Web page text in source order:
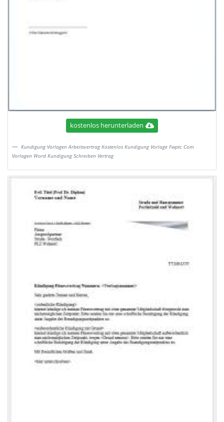
kostenlos herunterladen
Kundigung Vorlagen Arbeitsvertrag Kostenlos Kundigung Vorlage Fwptc Com
Vorlagen Word Kundigung Schreiben Vertrag